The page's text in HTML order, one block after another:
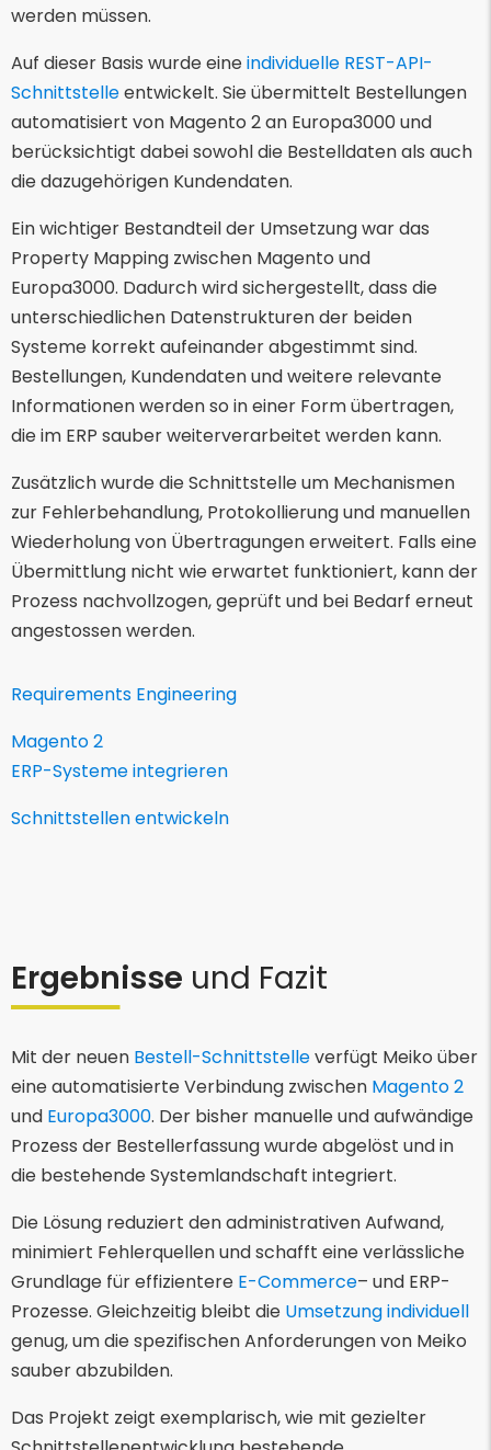
werden müssen.
Auf dieser Basis wurde eineindividuelle REST-API-
Schnittstelleentwickelt. Sie übermittelt Bestellungen
automatisiert von Magento 2 an Europa3000 und
berücksichtigt dabei sowohl die Bestelldaten als auch
die dazugehörigen Kundendaten.
Ein wichtiger Bestandteil der Umsetzung war das
Property Mapping zwischen Magento und
Europa3000. Dadurch wird sichergestellt, dass die
unterschiedlichen Datenstrukturen der beiden
Systeme korrekt aufeinander abgestimmt sind.
Bestellungen, Kundendaten und weitere relevante
Informationen werden so in einer Form übertragen,
die im ERP sauber weiterverarbeitet werden kann.
Zusätzlich wurde die Schnittstelle um Mechanismen
zur Fehlerbehandlung, Protokollierung und manuellen
Wiederholung von Übertragungen erweitert. Falls eine
Übermittlung nicht wie erwartet funktioniert, kann der
Prozess nachvollzogen, geprüft und bei Bedarf erneut
angestossen werden.
Requirements Engineering
Magento 2
ERP-Systeme integrieren
Schnittstellen entwickeln
Ergebnisse und Fazit
Mit der neuen Bestell-Schnittstelleverfügt Meiko über
eine automatisierte Verbindung zwischen Magento 2
und Europa3000. Der bisher manuelle und aufwändige
Prozess der Bestellerfassung wurde abgelöst und in
die bestehende Systemlandschaft integriert.
Die Lösung reduziert den administrativen Aufwand,
minimiert Fehlerquellen und schafft eine verlässliche
Grundlage für effizientere E-Commerce– und ERP-
Prozesse. Gleichzeitig bleibt die Umsetzung individuell
genug, um die spezifischen Anforderungen von Meiko
sauber abzubilden.
Das Projekt zeigt exemplarisch, wie mit gezielter